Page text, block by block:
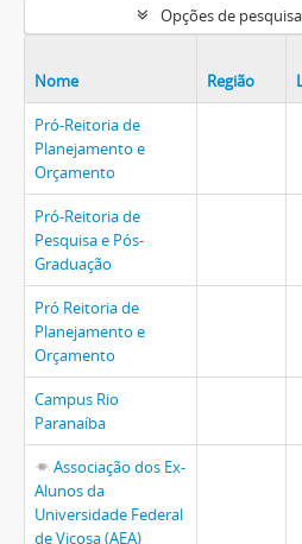
Opções de
Nome Região
Pró-Reitoria de
Planejamento e
Orçamento
Pró-Reitoria de
Pesquisa e Pós-
Graduação
Pró Reitoria de
Planejamento e
Orçamento
Campus Rio
Paranaíba
Associação dos Ex-
Alunos da
Universidade Federal
de Viçosa (AEA)